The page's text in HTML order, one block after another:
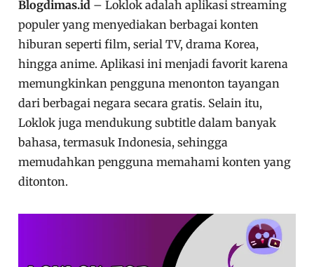
Blogdimas.id – Loklok adalah aplikasi streaming
populer yang menyediakan berbagai konten
hiburan seperti film, serial TV, drama Korea,
hingga anime. Aplikasi ini menjadi favorit karena
memungkinkan pengguna menonton tayangan
dari berbagai negara secara gratis. Selain itu,
Loklok juga mendukung subtitle dalam banyak
bahasa, termasuk Indonesia, sehingga
memudahkan pengguna memahami konten yang
ditonton.